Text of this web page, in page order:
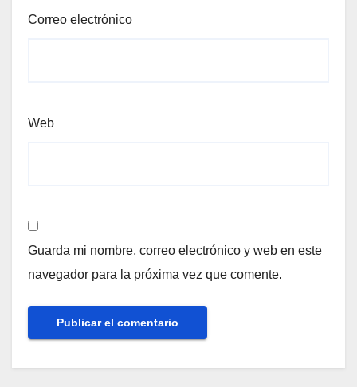
Correo electrónico
Web
Guarda mi nombre, correo electrónico y web en este
navegador para la próxima vez que comente.